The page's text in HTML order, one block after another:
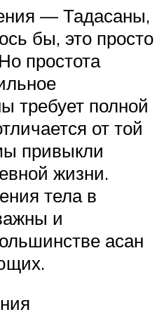
— Тадасаны,
бы, это просто
простота
требует полной
от той
привыкли
жизни.
тела в
и
асан